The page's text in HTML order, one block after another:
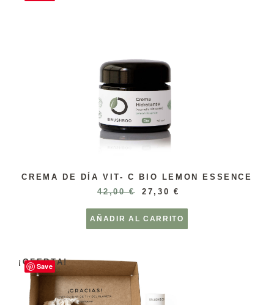
CREMA DE DÍA VIT- C BIO LEMON ESSENCE
42,00€ 27,30 €
AÑADIR AL CARRITO
Save
¡OFERTA!